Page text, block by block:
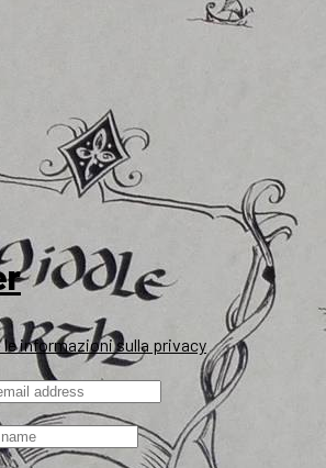
informazioni sulla privacy